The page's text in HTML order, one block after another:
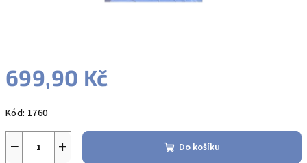
699,90 Kč
cena:
Kód: 1760
+
− Do košíku